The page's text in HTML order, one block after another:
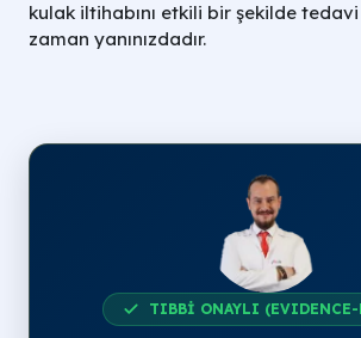
kulak iltihabını etkili bir şekilde
zaman yanınızdadır.
TIBBİ ONAYLI (EVIDENCE-